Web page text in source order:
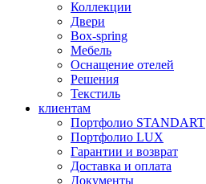
Коллекции
Двери
Box-spring
Мебель
Оснащение отелей
Решения
Текстиль
клиентам
Портфолио STANDART
Портфолио LUX
Гарантии и возврат
Доставка и оплата
Документы